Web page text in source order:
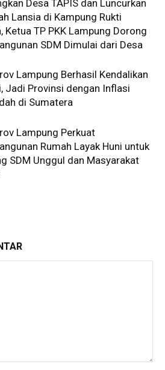
Desa TAPIS dan Luncurkan
Lansia di Kampung Rukti
Ketua TP PKK Lampung Dorong
SDM Dimulai dari Desa
Lampung Berhasil Kendalikan
Jadi Provinsi dengan Inflasi
di Sumatera
Lampung Perkuat
Rumah Layak Huni untuk
SDM Unggul dan Masyarakat